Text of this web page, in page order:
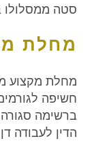
סטה ממסלולו
מחלת
מחלת מקצוע
חשיפה
ברשימה
הדין לעבודה